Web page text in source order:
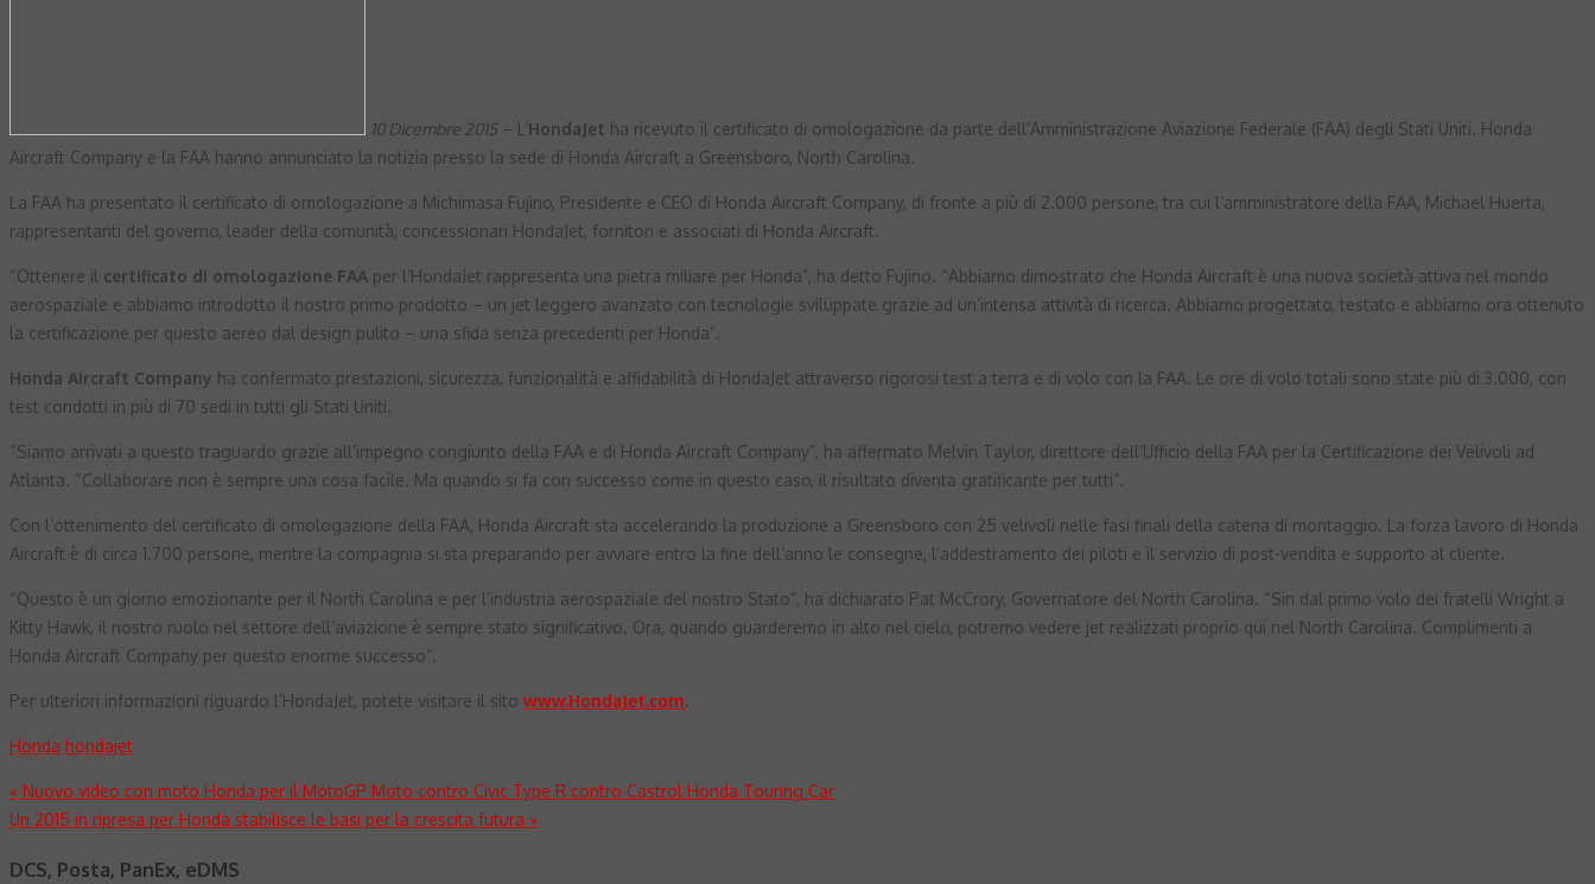
10 Dicembre 2015– L’HondaJet ha ricevuto il certificato di omologazione da parte dell’Amministrazione Aviazione Federale (FAA) degli Stati Uniti. Honda
Aircraft Company e la FAA hanno annunciato la notizia presso la sede di Honda Aircraft a Greensboro, North Carolina.
La FAA ha presentato il certificato di omologazione a Michimasa Fujino, Presidente e CEO di Honda Aircraft Company, di fronte a più di 2.000 persone, tra cui l’amministratore della FAA, Michael Huerta,
rappresentanti del governo, leader della comunità, concessionari HondaJet, fornitori e associati di Honda Aircraft.
“Ottenere il certificato di omologazione FAA per l’HondaJet rappresenta una pietra miliare per Honda”, ha detto Fujino. “Abbiamo dimostrato che Honda Aircraft è una nuova società attiva nel mondo
aerospaziale e abbiamo introdotto il nostro primo prodotto – un jet leggero avanzato con tecnologie sviluppate grazie ad un’intensa attività di ricerca. Abbiamo progettato, testato e abbiamo ora ottenuto
la certificazione per questo aereo dal design pulito – una sfida senza precedenti per Honda”.
Honda Aircraft Company ha confermato prestazioni, sicurezza, funzionalità e affidabilità di HondaJet attraverso rigorosi test a terra e di volo con la FAA. Le ore di volo totali sono state più di 3.000, con
test condotti in più di 70 sedi in tutti gli Stati Uniti.
“Siamo arrivati a questo traguardo grazie all’impegno congiunto della FAA e di Honda Aircraft Company”, ha affermato Melvin Taylor, direttore dell’Ufficio della FAA per la Certificazione dei Velivoli ad
Atlanta. “Collaborare non è sempre una cosa facile. Ma quando si fa con successo come in questo caso, il risultato diventa gratificante per tutti”.
Con l’ottenimento del certificato di omologazione della FAA, Honda Aircraft sta accelerando la produzione a Greensboro con 25 velivoli nelle fasi finali della catena di montaggio. La forza lavoro di Honda
Aircraft è di circa 1.700 persone, mentre la compagnia si sta preparando per avviare entro la fine dell’anno le consegne, l’addestramento dei piloti e il servizio di post-vendita e supporto al cliente.
“Questo è un giorno emozionante per il North Carolina e per l’industria aerospaziale del nostro Stato”, ha dichiarato Pat McCrory, Governatore del North Carolina. “Sin dal primo volo dei fratelli Wright a
Kitty Hawk, il nostro ruolo nel settore dell’aviazione è sempre stato significativo. Ora, quando guarderemo in alto nel cielo, potremo vedere jet realizzati proprio qui nel North Carolina. Complimenti a
Honda Aircraft Company per questo enorme successo”.
Per ulteriori informazioni riguardo l’HondaJet, potete visitare il sito www.HondaJet.com
Honda hondajet
Navigazione
articoli
« Nuovo video con moto Honda per il MotoGP Moto contro Civic Type R contro Castrol Honda Touring Car
Un 2015 in ripresa per Honda stabilisce le basi per la crescita futura »
DCS, Posta, PanEx, eDMS